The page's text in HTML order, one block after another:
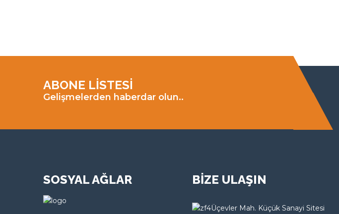
ABONE LİSTESİ
Gelişmelerden haberdar olun..
SOSYAL AĞLAR BİZE ULAŞIN
Üçevler Mah. Küçük Sanayi Sitesi